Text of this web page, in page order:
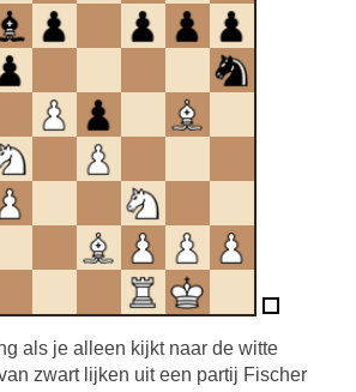
als je alleen kijkt naar de witte
zwart lijken uit een partij Fischer